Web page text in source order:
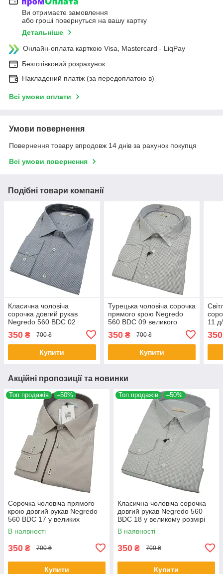
Ви отримаєте замовлення
або гроші повернуться на вашу картку
Детальніше
Онлайн-оплата карткою Visa, Mastercard - LiqPay
Безготівковий розрахунок
Накладений платіж (за передоплатою в)
Всі умови оплати
Умови повернення
Повернення товару впродовж 14 днів за рахунок покупця
Всі умови повернення
Подібні товари компанії
Класична чоловіча
сорочка довгий рукав
Negredo 560 BDC 02
350 ₴ 700 ₴
Купити
Турецька чоловіча сорочка
прямого крою Negredo
560 BDC 09 великого
350₴ 700 ₴
Купити
11
350
Акційні пропозиції та новинки
Топ продажів –50%
Сорочка чоловіча прямого
крою довгий рукав Negredo
560 BDC 17 у великих
розмірах
В наявності
350 ₴ 700 ₴
Купити
Топ продажів –50%
Класична чоловіча сорочка
довгий рукав Negredo 560
BDC 18 у великому розмірі
В наявності
350 ₴ 700 ₴
Купити